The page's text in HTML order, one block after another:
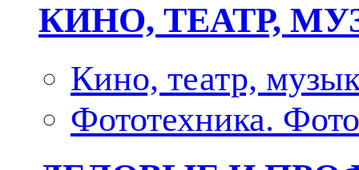
КИНО, ТЕАТР,
Кино, театр,
Фототехника.